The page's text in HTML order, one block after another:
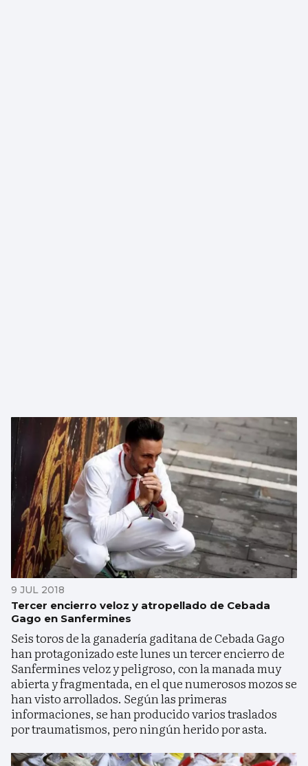
9 JUL 2018
Tercer encierro veloz y atropellado de Cebada
Gago en Sanfermines
Seis toros de la ganadería gaditana de Cebada Gago
han protagonizado este lunes un tercer encierro de
Sanfermines veloz y peligroso, con la manada muy
abierta y fragmentada, en el que numerosos mozos se
han visto arrollados. Según las primeras
informaciones, se han producido varios traslados
por traumatismos, pero ningún herido por asta.